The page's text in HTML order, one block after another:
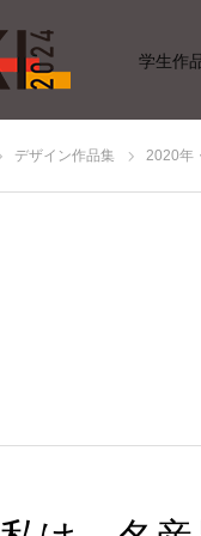
学生作
デザイン作品集 2020年